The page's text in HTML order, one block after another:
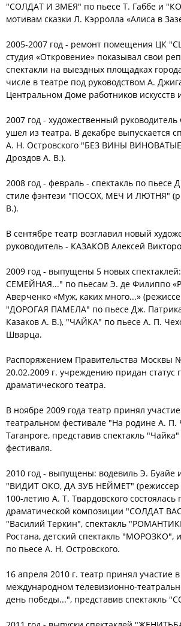
"СОЛДАТ И ЗМЕЯ" по пьесе Т. Габбе и
мотивам сказки Л. Кэрролла «Алиса в
2005-2007 год - ремонт помещения ЦК
студия «Откровение» показывал свои
спектакли на выездных площадках
числе в театре под руководством А.
Центральном Доме работников искусств
2007 год - художественный
ушел из театра. В декабре выпускается
А. Н. Островского "БЕЗ ВИНЫ
Дроздов А. В.).
2008 год - февраль - спектакль по пьесе
стиле фэнтези "ПОСОХ, МЕЧ И ЛЮТНЯ"
В.).
В сентябре театр возглавил новый
руководитель - КАЗАКОВ Алексей
2009 год - выпущены 5 новых
СЕМЕЙНАЯ..." по пьесам Э. де Филиппо
Аверченко «Муж, каких много...»
"ДОРОГАЯ ПАМЕЛА" по пьесе Дж.
Казаков А. В.), "ЧАЙКА" по пьесе А. П.
Шварца.
Распоряжением Правительства Москвы
20.02.2009 г. учреждению придан статус
драматического театра.
В ноябре 2009 года театр принял
театральном фестивале "На родине А. П.
Таганроге, представив спектакль
фестиваля.
2010 год - выпущены: водевиль Э. Буайе
"ВИДИТ ОКО, ДА ЗУБ НЕЙМЕТ" (режиссер
100-летию А. Т. Твардовского состоялась
драматической композиции "СОЛДАТ
"Василий Теркин", спектакль
Ростана, детский спектакль "МОРОЗКО",
по пьесе А. Н. Островского.
16 апреля 2010 г. театр принял участие
международном телевизионно-
день победы...", представив спектакль